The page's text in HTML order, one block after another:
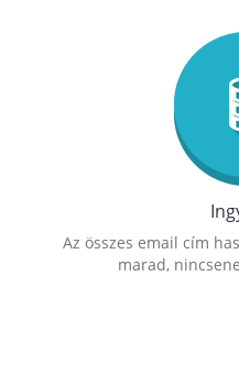
Az összes email cím
marad,